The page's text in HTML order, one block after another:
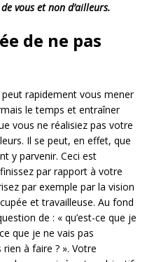
vous et non d’ailleurs.
de ne pas
peut rapidement vous mener
le temps et entraîner
vous ne réalisiez pas votre
Il se peut, en effet, que
y parvenir. Ceci est
par rapport à votre
par exemple par la vision
et travailleuse. Au fond
de : « qu’est-ce que je
que je ne vais pas
rien à faire ? ». Votre